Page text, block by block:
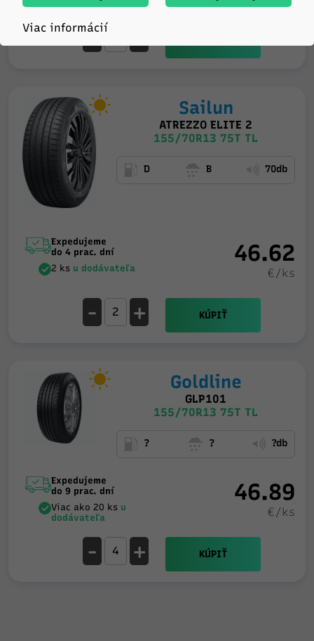
- +
Sailun
ATREZZO ELITE 2
155/70R13 75T TL
D B 70db
Expedujeme
do 4 prac. dní
2 ks u dodávateľa
46.62
€/ks
- + KÚPIŤ
Goldline
GLP101
155/70R13 75T TL
? ? ?db
Expedujeme
do 9 prac. dní
Viac ako 20 ks u
dodávateľa
46.89
€/ks
- + KÚPIŤ
Viac informácií